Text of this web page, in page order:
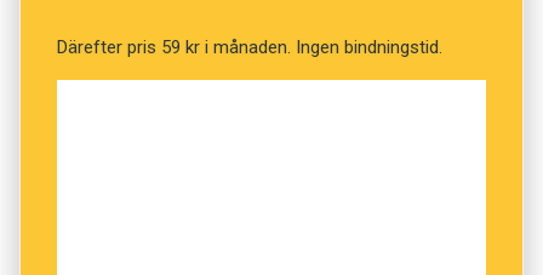
Därefter pris 59 kr i månaden. Ingen bindningstid.